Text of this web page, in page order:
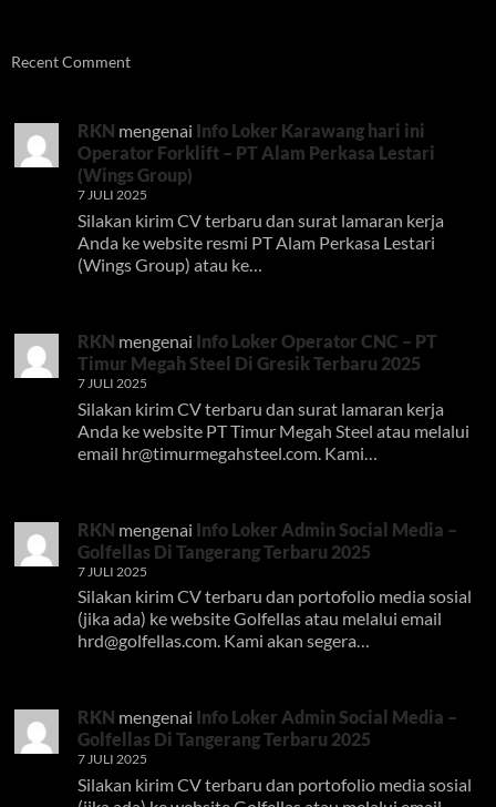
Recent Comment
RKN mengenai Info Loker Karawang hari ini
Operator Forklift – PT Alam Perkasa Lestari
(Wings Group)
7 JULI 2025
Silakan kirim CV terbaru dan surat lamaran kerja
Anda ke website resmi PT Alam Perkasa Lestari
(Wings Group) atau ke…
RKN mengenai Info Loker Operator CNC – PT
Timur Megah Steel Di Gresik Terbaru 2025
7 JULI 2025
Silakan kirim CV terbaru dan surat lamaran kerja
Anda ke website PT Timur Megah Steel atau melalui
email hr@timurmegahsteel.com . Kami…
RKN mengenai Info Loker Admin Social Media –
Golfellas Di Tangerang Terbaru 2025
7 JULI 2025
Silakan kirim CV terbaru dan portofolio media sosial
(jika ada) ke website Golfellas atau melalui email
hrd@golfellas.com. Kami akan segera…
RKN mengenai Info Loker Admin Social Media –
Golfellas Di Tangerang Terbaru 2025
7 JULI 2025
Silakan kirim CV terbaru dan portofolio media sosial